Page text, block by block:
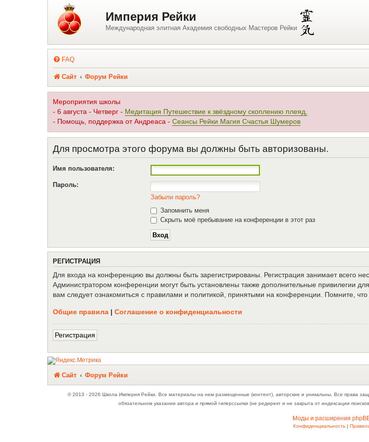
Регистрация Империя Рейки
Международная элитная Академия свободных Мастеров Рейки
FAQ
Сайт Форум Рейки
Мероприятия школы
- 6 августа - Четверг - Медитация Путешествие к звёздному скоплению плеяд,
- Помощь, поддержка от Андреаса - Сеансы Рейки Магия Счастья Шумеров
Для просмотра этого форума вы должны быть авторизованы.
Имя пользователя:
Пароль:
Забыли пароль?
Запомнить меня
Скрыть моё пребывание на конференции в этот раз
РЕГИСТРАЦИЯ
Для входа на конференцию вы должны быть зарегистрированы. Регистрация занимает всего
Администратором конференции могут быть установлены также дополнительные привилегии
вам следует ознакомиться с правилами и политикой, принятыми на конференции. Помните,
Общие правила | Соглашение о конфиденциальности
Регистрация
Сайт Форум Рейки
Связаться с
© 2013 - 2026 Школа Империя Рейки. Все материалы на нем размещенные (контент), авторские и уникальны. Все права
обязательном указании автора и прямой гиперссылки (не редирект и не закрыта от индексации
Моды и расширения
Конфиденциальность|